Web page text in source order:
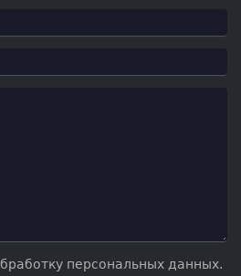
персональных данных.